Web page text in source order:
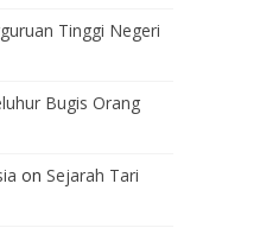
Tinggi Negeri
Bugis Orang
on Sejarah Tari